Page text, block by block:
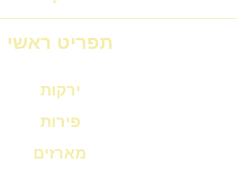
תפריט ראשי
ירקות
פירות
מארזים